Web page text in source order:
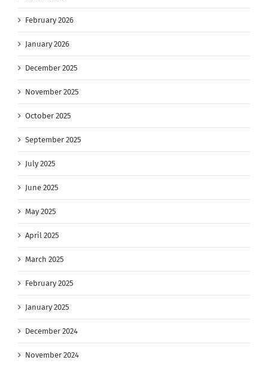
February 2026
January 2026
December 2025
November 2025
October 2025
September 2025
July 2025
June 2025
May 2025
April 2025
March 2025
February 2025
January 2025
December 2024
November 2024